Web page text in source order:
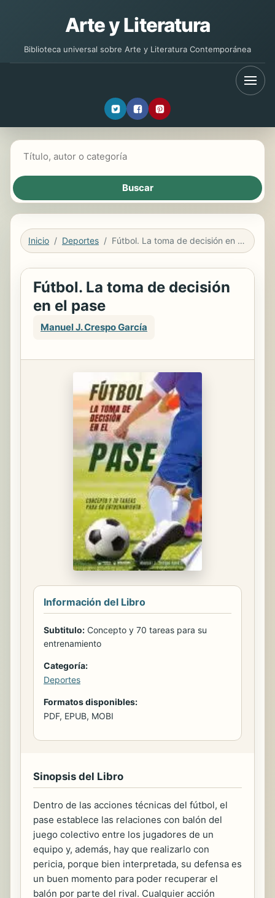
Arte y Literatura
Biblioteca universal sobre Arte y Literatura Contemporánea
Inicio Deportes Fútbol. La toma de decisión en el pase
Fútbol. La toma de decisión
en el pase
Manuel J. Crespo García
Información del Libro
Subtitulo: Concepto y 70 tareas para su
entrenamiento
Categoría:
Deportes
Formatos disponibles:
PDF, EPUB, MOBI
Sinopsis del Libro
Dentro de las acciones técnicas del fútbol, el
pase establece las relaciones con balón del
juego colectivo entre los jugadores de un
equipo y, además, hay que realizarlo con
pericia, porque bien interpretada, su defensa es
un buen momento para poder recuperar el
balón por parte del rival. Cualquier acción